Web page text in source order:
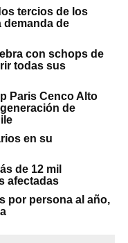
tercios de los
demanda de
con schops de
todas sus
Paris Cenco Alto
de
en su
de 12 mil
afectadas
por persona al año,